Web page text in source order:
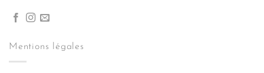
Mentions légales